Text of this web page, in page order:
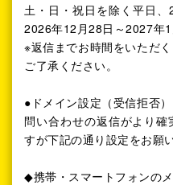
土・日・祝日を除く平日、
2026年12月28日～2027年1
※返信までお時間をいただ
ご了承ください。
●ドメイン設定（受信拒否
問い合わせの返信がより
すが下記の通り設定をお願
◆携帯・スマートフォンの